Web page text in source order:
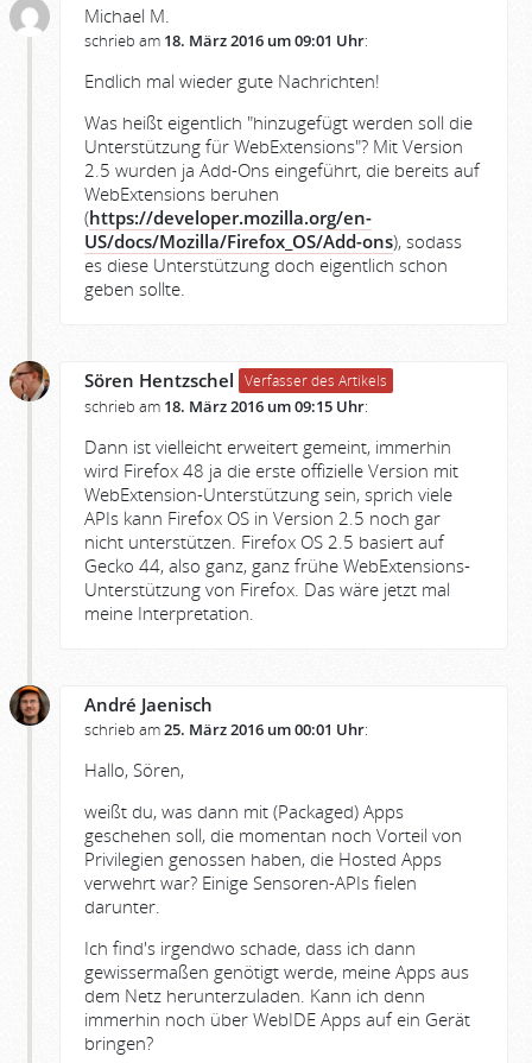
Michael M.
schrieb am 18. März 2016 um 09:01 Uhr:
Endlich mal wieder gute Nachrichten!
Was heißt eigentlich "hinzugefügt werden soll die
Unterstützung für WebExtensions"? Mit Version
2.5 wurden ja Add-Ons eingeführt, die bereits auf
WebExtensions beruhen
(https://developer.mozilla.org/en-
US/docs/Mozilla/Firefox_OS/Add-ons), sodass
es diese Unterstützung doch eigentlich schon
geben sollte.
Sören Hentzschel Verfasser des Artikels
schrieb am 18. März 2016 um 09:15 Uhr:
Dann ist vielleicht erweitert gemeint, immerhin
wird Firefox 48 ja die erste offizielle Version mit
WebExtension-Unterstützung sein, sprich viele
APIs kann Firefox OS in Version 2.5 noch gar
nicht unterstützen. Firefox OS 2.5 basiert auf
Gecko 44, also ganz, ganz frühe WebExtensions-
Unterstützung von Firefox. Das wäre jetzt mal
meine Interpretation.
André Jaenisch
schrieb am25. März 2016 um 00:01 Uhr:
Hallo, Sören,
weißt du, was dann mit (Packaged) Apps
geschehen soll, die momentan noch Vorteil von
Privilegien genossen haben, die Hosted Apps
verwehrt war? Einige Sensoren-APIs fielen
darunter.
Ich find's irgendwo schade, dass ich dann
gewissermaßen genötigt werde, meine Apps aus
dem Netz herunterzuladen. Kann ich denn
immerhin noch über WebIDE Apps auf ein Gerät
bringen?